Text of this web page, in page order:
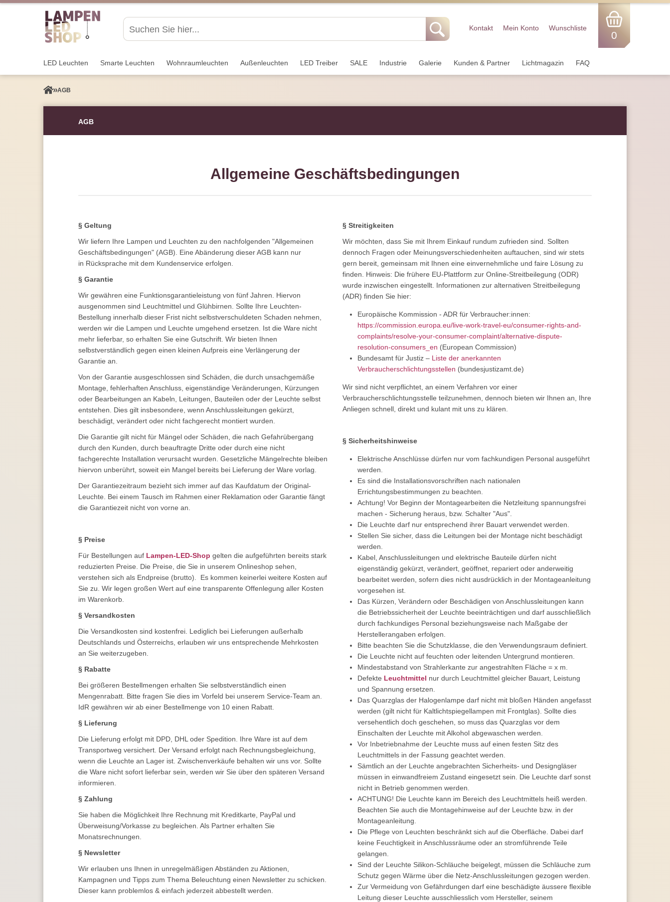
Kontakt Mein Konto Wunschliste
0
LED Leuchten Smarte Leuchten Wohnraum­leuchten Außen­leuchten LED Treiber SALE Industrie Galerie Kunden & Partner Lichtmagazin FAQ
AGB
AGB
Allgemeine Geschäftsbedingungen
§ Geltung
Wir liefern Ihre Lampen und Leuchten zu den nachfolgenden "Allgemeinen
Geschäftsbedingungen" (AGB). Eine Abänderung dieser AGB kann nur
in Rücksprache mit dem Kundenservice erfolgen.
§ Garantie
Wir gewähren eine Funktionsgarantieleistung von fünf Jahren. Hiervon
ausgenommen sind Leuchtmittel und Glühbirnen. Sollte Ihre Leuchten-
Bestellung innerhalb dieser Frist nicht selbstverschuldeten Schaden nehmen,
werden wir die Lampen und Leuchte umgehend ersetzen. Ist die Ware nicht
mehr lieferbar, so erhalten Sie eine Gutschrift. Wir bieten Ihnen
selbstverständlich gegen einen kleinen Aufpreis eine Verlängerung der
Garantie an.
Von der Garantie ausgeschlossen sind Schäden, die durch unsachgemäße
Montage, fehlerhaften Anschluss, eigenständige Veränderungen, Kürzungen
oder Bearbeitungen an Kabeln, Leitungen, Bauteilen oder der Leuchte selbst
entstehen. Dies gilt insbesondere, wenn Anschlussleitungen gekürzt,
beschädigt, verändert oder nicht fachgerecht montiert wurden.
Die Garantie gilt nicht für Mängel oder Schäden, die nach Gefahrübergang
durch den Kunden, durch beauftragte Dritte oder durch eine nicht
fachgerechte Installation verursacht wurden. Gesetzliche Mängelrechte bleiben
hiervon unberührt, soweit ein Mangel bereits bei Lieferung der Ware vorlag.
Der Garantiezeitraum bezieht sich immer auf das Kaufdatum der Original-
Leuchte. Bei einem Tausch im Rahmen einer Reklamation oder Garantie fängt
die Garantiezeit nicht von vorne an.
§ Preise
Für Bestellungen auf Lampen-LED-Shop gelten die aufgeführten bereits stark
reduzierten Preise. Die Preise, die Sie in unserem Onlineshop sehen,
verstehen sich als Endpreise (brutto). Es kommen keinerlei weitere Kosten auf
Sie zu. Wir legen großen Wert auf eine transparente Offenlegung aller Kosten
im Warenkorb.
§ Versandkosten
Die Versandkosten sind kostenfrei. Lediglich bei Lieferungen außerhalb
Deutschlands und Österreichs, erlauben wir uns entsprechende Mehrkosten
an Sie weiterzugeben.
§ Rabatte
Bei größeren Bestellmengen erhalten Sie selbstverständlich einen
Mengenrabatt. Bitte fragen Sie dies im Vorfeld bei unserem Service-Team an.
IdR gewähren wir ab einer Bestellmenge von 10 einen Rabatt.
§ Lieferung
Die Lieferung erfolgt mit DPD, DHL oder Spedition. Ihre Ware ist auf dem
Transportweg versichert. Der Versand erfolgt nach Rechnungsbegleichung,
wenn die Leuchte an Lager ist. Zwischenverkäufe behalten wir uns vor. Sollte
die Ware nicht sofort lieferbar sein, werden wir Sie über den späteren Versand
informieren.
§ Zahlung
Sie haben die Möglichkeit Ihre Rechnung mit Kreditkarte, PayPal und
Überweisung/Vorkasse zu begleichen. Als Partner erhalten Sie
Monatsrechnungen.
§ Newsletter
Wir erlauben uns Ihnen in unregelmäßigen Abständen zu Aktionen,
Kampagnen und Tipps zum Thema Beleuchtung einen Newsletter zu schicken.
Dieser kann problemlos & einfach jederzeit abbestellt werden.
§ Streitigkeiten
Wir möchten, dass Sie mit Ihrem Einkauf rundum zufrieden sind. Sollten
dennoch Fragen oder Meinungsverschiedenheiten auftauchen, sind wir stets
gern bereit, gemeinsam mit Ihnen eine einvernehmliche und faire Lösung zu
finden. Hinweis: Die frühere EU-Plattform zur Online-Streitbeilegung (ODR)
wurde inzwischen eingestellt. Informationen zur alternativen Streitbeilegung
(ADR) finden Sie hier:
Europäische Kommission - ADR für Verbraucher:innen:
https://commission.europa.eu/live-work-travel-eu/consumer-rights-and-
complaints/resolve-your-consumer-complaint/alternative-dispute-
resolution-consumers_en (European Commission)
Bundesamt für Justiz – Liste der anerkannten
Verbraucherschlichtungsstellen (bundesjustizamt.de)
Wir sind nicht verpflichtet, an einem Verfahren vor einer
Verbraucherschlichtungsstelle teilzunehmen, dennoch bieten wir Ihnen an, Ihre
Anliegen schnell, direkt und kulant mit uns zu klären.
§ Sicherheitshinweise
Elektrische Anschlüsse dürfen nur vom fachkundigen Personal ausgeführt
werden.
Es sind die Installationsvorschriften nach nationalen
Errichtungsbestimmungen zu beachten.
Achtung! Vor Beginn der Montagearbeiten die Netzleitung spannungsfrei
machen - Sicherung heraus, bzw. Schalter "Aus".
Die Leuchte darf nur entsprechend ihrer Bauart verwendet werden.
Stellen Sie sicher, dass die Leitungen bei der Montage nicht beschädigt
werden.
Kabel, Anschlussleitungen und elektrische Bauteile dürfen nicht
eigenständig gekürzt, verändert, geöffnet, repariert oder anderweitig
bearbeitet werden, sofern dies nicht ausdrücklich in der Montageanleitung
vorgesehen ist.
Das Kürzen, Verändern oder Beschädigen von Anschlussleitungen kann
die Betriebssicherheit der Leuchte beeinträchtigen und darf ausschließlich
durch fachkundiges Personal beziehungsweise nach Maßgabe der
Herstellerangaben erfolgen.
Bitte beachten Sie die Schutzklasse, die den Verwendungsraum definiert.
Die Leuchte nicht auf feuchten oder leitenden Untergrund montieren.
Mindestabstand von Strahlerkante zur angestrahlten Fläche = x m.
Defekte Leuchtmittel nur durch Leuchtmittel gleicher Bauart, Leistung
und Spannung ersetzen.
Das Quarzglas der Halogenlampe darf nicht mit bloßen Händen angefasst
werden (gilt nicht für Kaltlichtspiegellampen mit Frontglas). Sollte dies
versehentlich doch geschehen, so muss das Quarzglas vor dem
Einschalten der Leuchte mit Alkohol abgewaschen werden.
Vor Inbetriebnahme der Leuchte muss auf einen festen Sitz des
Leuchtmittels in der Fassung geachtet werden.
Sämtlich an der Leuchte angebrachten Sicherheits- und Designgläser
müssen in einwandfreiem Zustand eingesetzt sein. Die Leuchte darf sonst
nicht in Betrieb genommen werden.
ACHTUNG! Die Leuchte kann im Bereich des Leuchtmittels heiß werden.
Beachten Sie auch die Montagehinweise auf der Leuchte bzw. in der
Montageanleitung.
Die Pflege von Leuchten beschränkt sich auf die Oberfläche. Dabei darf
keine Feuchtigkeit in Anschlussräume oder an stromführende Teile
gelangen.
Sind der Leuchte Silikon-Schläuche beigelegt, müssen die Schläuche zum
Schutz gegen Wärme über die Netz-Anschlussleitungen gezogen werden.
Zur Vermeidung von Gefährdungen darf eine beschädigte äussere flexible
Leitung dieser Leuchte ausschliesslich vom Hersteller, seinem